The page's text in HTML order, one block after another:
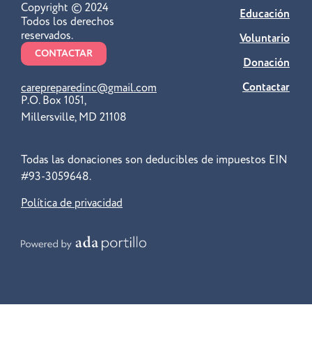
Copyright © 2024
Todos los derechos
reservados.
CONTACTAR
carepreparedinc@gmail.com
P.O. Box 1051,
Millersville, MD 21108
Educación
Voluntario
Donación
Contactar
Todas las donaciones son deducibles de impuestos EIN
#93-3059648.
Política de privacidad